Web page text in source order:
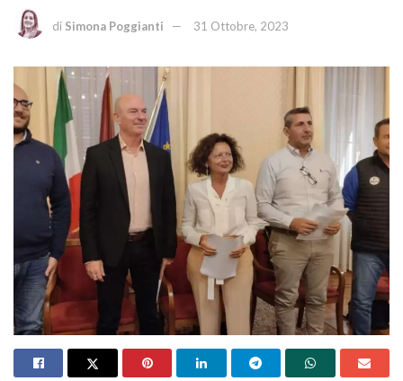
di Simona Poggianti 31 Ottobre, 2023